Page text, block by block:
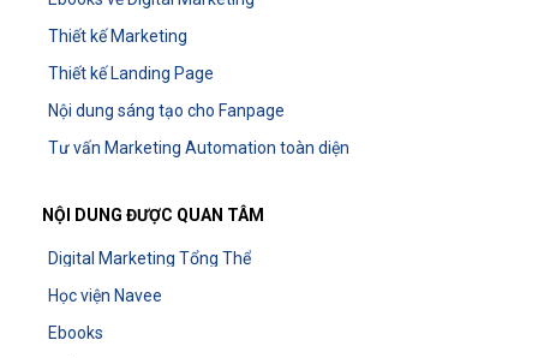
Thiết kế Marketing
Thiết kế Landing Page
Nội dung sáng tạo cho Fanpage
Tư vấn Marketing Automation toàn diện
NỘI DUNG ĐƯỢC QUAN TÂM
Digital Marketing Tổng Thể
Học viện Navee
Ebooks